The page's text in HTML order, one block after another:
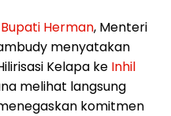
Bupati Herman, Menteri
menyatakan
Kelapa ke Inhil
melihat langsung
komitmen